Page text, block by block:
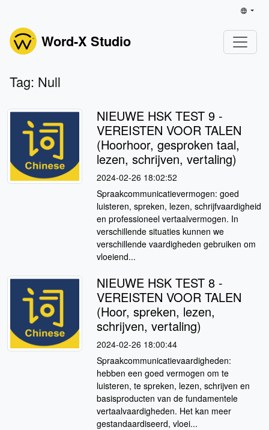
Word-X Studio
Tag: Null
NIEUWE HSK TEST 9 -
VEREISTEN VOOR TALEN
(Hoorhoor, gesproken taal,
lezen, schrijven, vertaling)
2024-02-26 18:02:52
Spraakcommunicatievermogen: goed
luisteren, spreken, lezen, schrijfvaardigheid
en professioneel vertaalvermogen. In
verschillende situaties kunnen we
verschillende vaardigheden gebruiken om
vloeiend...
NIEUWE HSK TEST 8 -
VEREISTEN VOOR TALEN
(Hoor, spreken, lezen,
schrijven, vertaling)
2024-02-26 18:00:44
Spraakcommunicatievaardigheden:
hebben een goed vermogen om te
luisteren, te spreken, lezen, schrijven en
basisproducten van de fundamentele
vertaalvaardigheden. Het kan meer
gestandaardiseerd, vloei...